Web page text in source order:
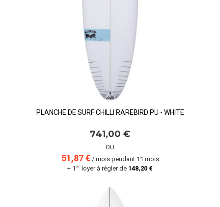
PLANCHE DE SURF CHILLI RAREBIRD PU - WHITE
741,00 €
OU
51,87 €/ mois pendant 11 mois
+ 1er loyer à régler de 148,20 €